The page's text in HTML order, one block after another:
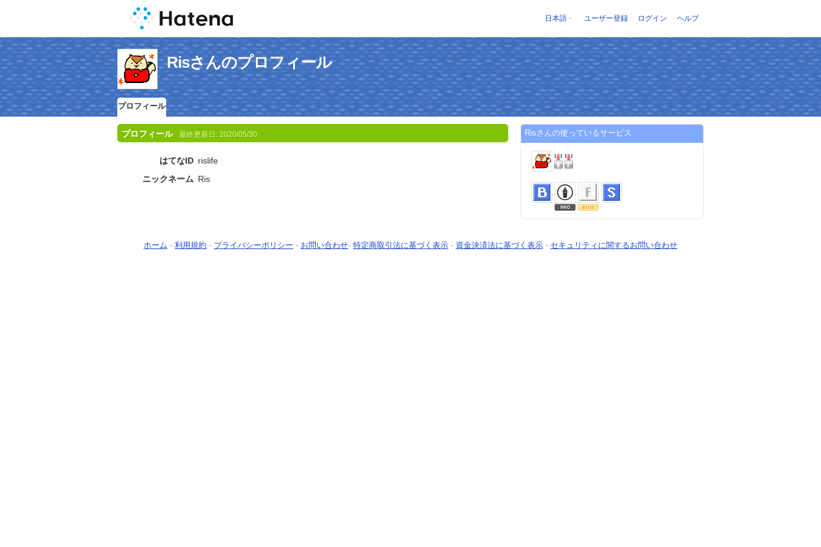
日本語 ユーザー登録 ログイン ヘルプ
Risさんのプロフィール
プロフィール
プロフィール 最終更新日: 2020/05/30
はてなID rislife
ニックネーム Ris
Risさんの使っているサービス
ホーム - 利用規約 - プライバシーポリシー - お問い合わせ- 特定商取引法に基づく表示 - 資金決済法に基づく表示 - セキュリティに関するお問い合わせ